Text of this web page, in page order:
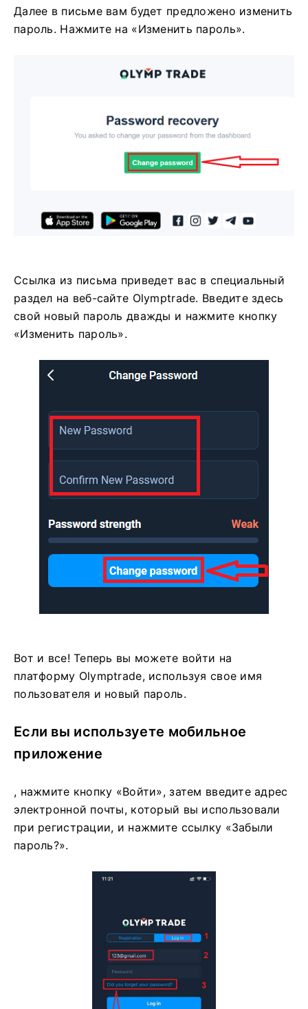
Далее в письме вам будет предложено изменить
пароль. Нажмите на «Изменить пароль».
Ссылка из письма приведет вас в специальный
раздел на веб-сайте Olymptrade. Введите здесь
свой новый пароль дважды и нажмите кнопку
«Изменить пароль».
Вот и все! Теперь вы можете войти на
платформу Olymptrade, используя свое имя
пользователя и новый пароль.
Если вы используете мобильное
приложение
, нажмите кнопку «Войти», затем введите адрес
электронной почты, который вы использовали
при регистрации, и нажмите ссылку «Забыли
пароль?».